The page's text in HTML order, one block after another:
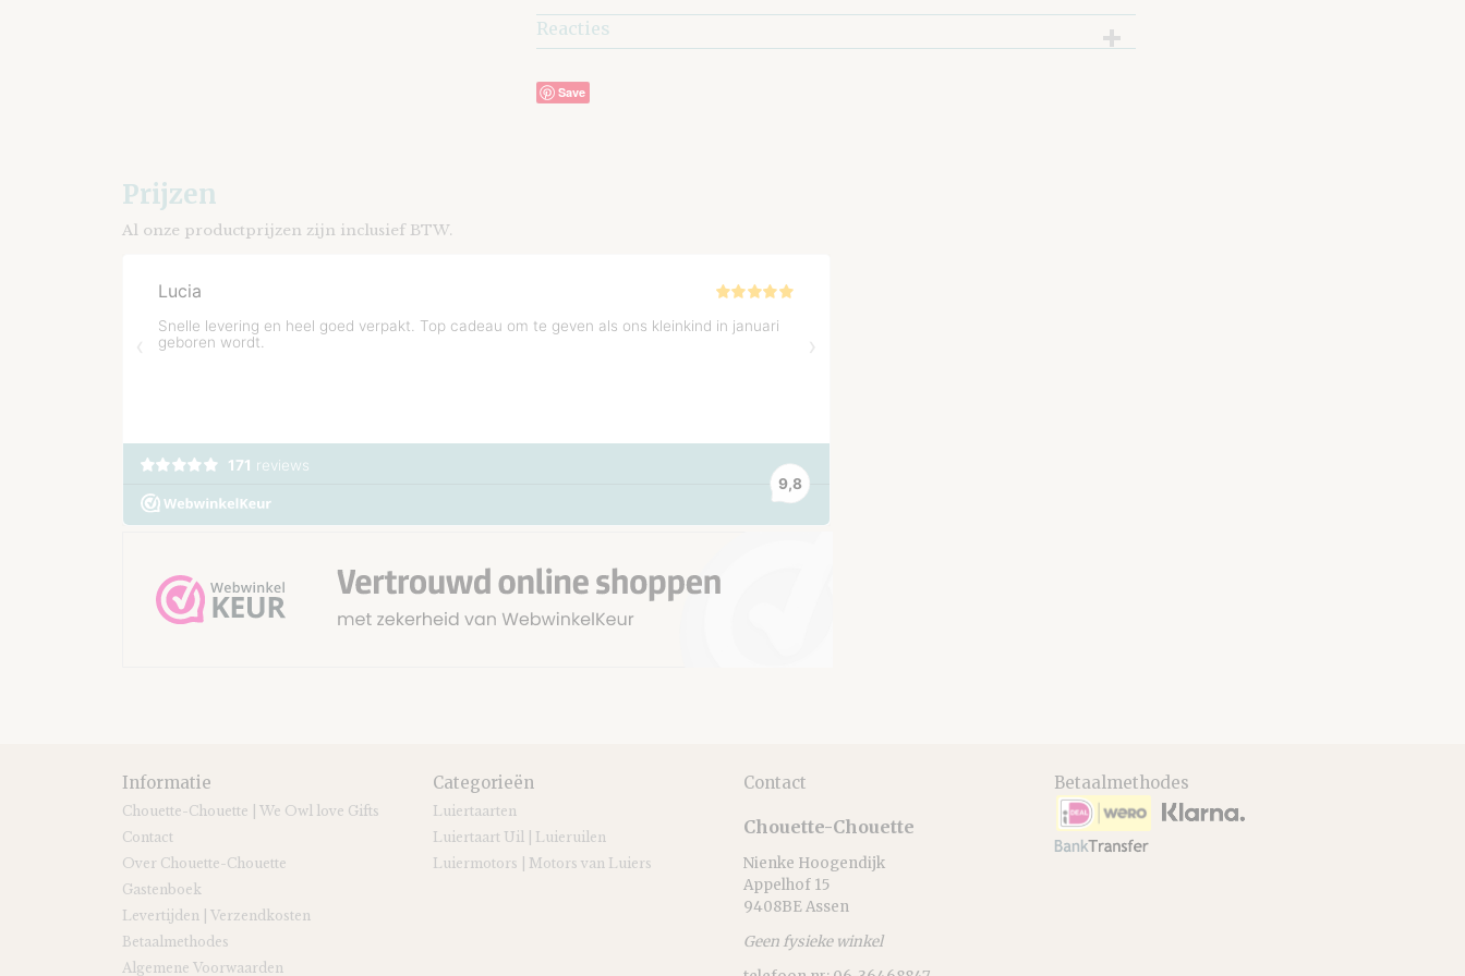
Reacties
Save
Prijzen
Al onze productprijzen zijn inclusief BTW.
Informatie
Chouette-Chouette | We Owl love Gifts
Contact
Over Chouette-Chouette
Gastenboek
Levertijden | Verzendkosten
Betaalmethodes
Algemene Voorwaarden
Categorieën
Luiertaarten
Luiertaart Uil | Luieruilen
Luiermotors | Motors van Luiers
Contact
Chouette-Chouette
Nienke Hoogendijk
Appelhof 15
9408BE Assen
Geen fysieke winkel
Betaalmethodes